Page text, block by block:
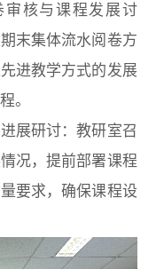
审核与课程发展讨
末集体流水阅卷方
进教学方式的发展
。
展研讨：教研室召
况，提前部署课程
要求，确保课程设